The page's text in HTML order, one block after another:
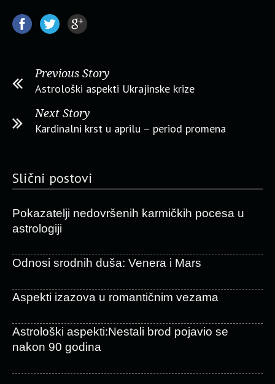
Previous Story
Astrološki aspekti Ukrajinske krize
Next Story
Kardinalni krst u aprilu – period promena
Slični postovi
Pokazatelji nedovršenih karmičkih pocesa u
astrologiji
Odnosi srodnih duša: Venera i Mars
Aspekti izazova u romantičnim vezama
Astrološki aspekti:Nestali brod pojavio se
nakon 90 godina